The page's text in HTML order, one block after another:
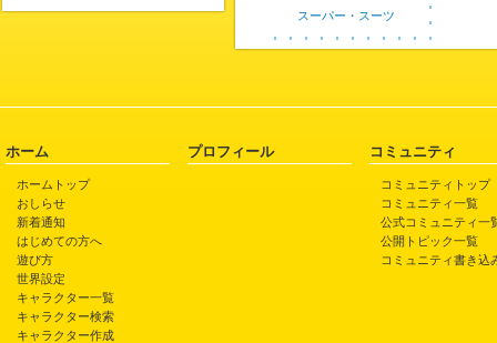
スーパー・スーツ
ホーム
ホームトップ
おしらせ
新着通知
はじめての方へ
遊び方
世界設定
キャラクター一覧
キャラクター検索
キャラクター作成
プロフィール コミュニティ
コミュニティトップ
コミュニティ一覧
公式コミュニティ一
公開トピック一覧
コミュニティ書き込